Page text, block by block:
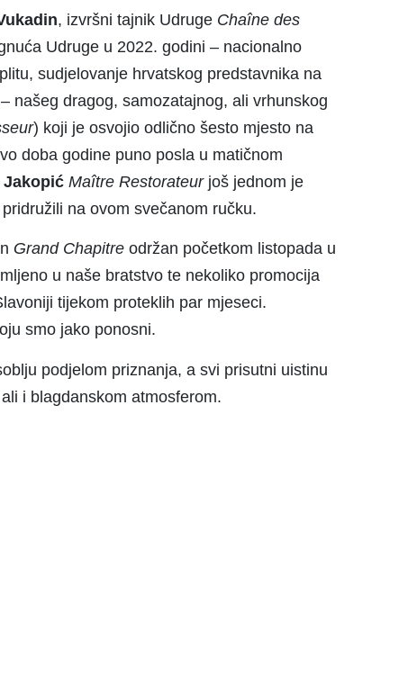
, izvršni tajnik Udruge Chaîne des
Udruge u 2022. godini – nacionalno
sudjelovanje hrvatskog predstavnika na
našeg dragog, samozatajnog, ali vrhunskog
) koji je osvojio odlično šesto mjesto na
doba godine puno posla u matičnom
Maître Restorateurjoš jednom je
na ovom svečanom ručku.
Grand Chapitreodržan početkom listopada u
u naše bratstvo te nekoliko promocija
tijekom proteklih par mjeseci.
smo jako ponosni.
podjelom priznanja, a svi prisutni uistinu
i blagdanskom atmosferom.